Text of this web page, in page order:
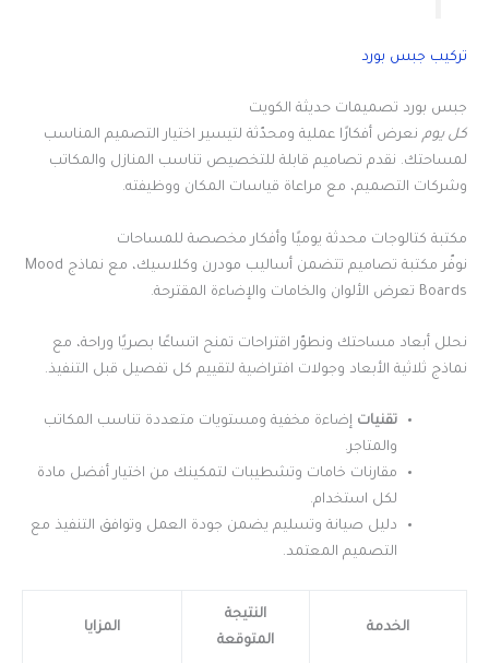
تركيب جبس بورد
جبس بورد تصميمات حديثة الكويت
كل يوم نعرض أفكارًا عملية ومحدّثة لتيسير اختيار التصميم المناسب
لمساحتك. نقدم تصاميم قابلة للتخصيص تناسب المنازل والمكاتب
وشركات التصميم، مع مراعاة قياسات المكان ووظيفته.
مكتبة كتالوجات محدثة يوميًا وأفكار مخصصة للمساحات
نوفّر مكتبة تصاميم تتضمن أساليب مودرن وكلاسيك، مع نماذج Mood
Boards تعرض الألوان والخامات والإضاءة المقترحة.
نحلل أبعاد مساحتك ونطوّر اقتراحات تمنح اتساعًا بصريًا وراحة، مع
نماذج ثلاثية الأبعاد وجولات افتراضية لتقييم كل تفصيل قبل التنفيذ.
تقنيات إضاءة مخفية ومستويات متعددة تناسب المكاتب
والمتاجر.
مقارنات خامات وتشطيبات لتمكينك من اختيار أفضل مادة
لكل استخدام.
دليل صيانة وتسليم يضمن جودة العمل وتوافق التنفيذ مع
التصميم المعتمد.
الخدمة
النتيجة
المتوقعة
المزايا